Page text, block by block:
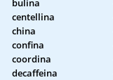
centellina
china
confina
coordina
decaffeina